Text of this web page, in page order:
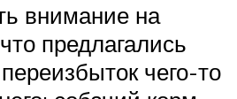
внимание на
предлагались
чего-то